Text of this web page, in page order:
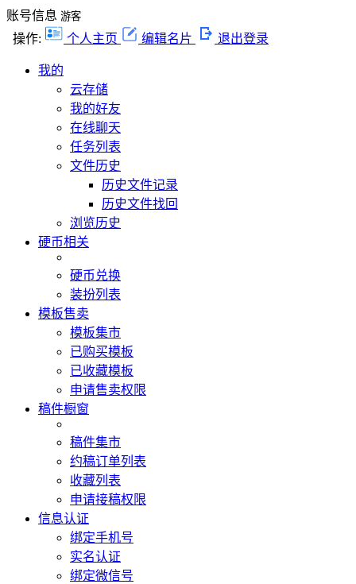
账号信息 游客
操作: 个人主页 编辑名片 退出登录
我的
云存储
我的好友
在线聊天
任务列表
文件历史
历史文件记录
历史文件找回
浏览历史
硬币相关
硬币兑换
装扮列表
模板售卖
模板集市
已购买模板
已收藏模板
申请售卖权限
稿件橱窗
稿件集市
约稿订单列表
收藏列表
申请接稿权限
信息认证
绑定手机号
实名认证
绑定微信号